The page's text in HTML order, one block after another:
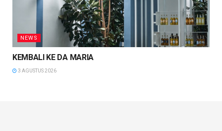
NEWS
KEMBALI KE DA MARIA
3 AGUSTUS 2026